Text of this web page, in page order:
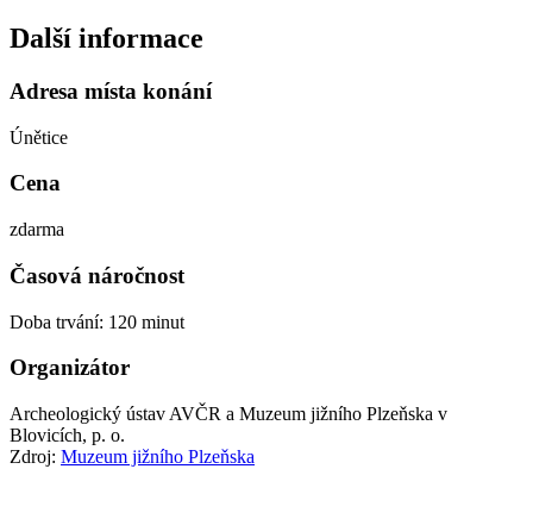
Další informace
Adresa místa konání
Únětice
Cena
zdarma
Časová náročnost
Doba trvání: 120 minut
Organizátor
Archeologický ústav AVČR a Muzeum jižního Plzeňska v
Blovicích, p. o.
Zdroj: Muzeum jižního Plzeňska